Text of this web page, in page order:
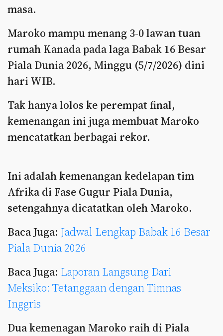
masa.
Maroko mampu menang 3-0 lawan tuan
rumah Kanada pada laga Babak 16 Besar
Piala Dunia 2026, Minggu (5/7/2026) dini
hari WIB.
Tak hanya lolos ke perempat final,
kemenangan ini juga membuat Maroko
mencatatkan berbagai rekor.
Ini adalah kemenangan kedelapan tim
Afrika di Fase Gugur Piala Dunia,
setengahnya dicatatkan oleh Maroko.
Baca Juga: Jadwal Lengkap Babak 16 Besar
Piala Dunia 2026
Baca Juga: Laporan Langsung Dari
Meksiko: Tetanggaan dengan Timnas
Inggris
Dua kemenagan Maroko raih di Piala